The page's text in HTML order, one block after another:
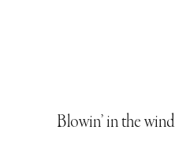
Blowin’ in the wind